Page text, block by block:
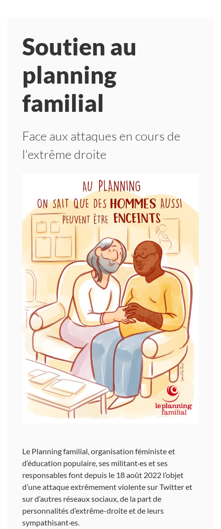
Soutien au
planning
familial
Face aux attaques en cours de
l'extrême droite
Le Planning familial, organisation féministe et
d’éducation populaire, ses militant·es et ses
responsables font depuis le 18 août 2022 l’objet
d’une attaque extrêmement violente sur Twitter et
sur d’autres réseaux sociaux, de la part de
personnalités d’extrême-droite et de leurs
sympathisant·es.